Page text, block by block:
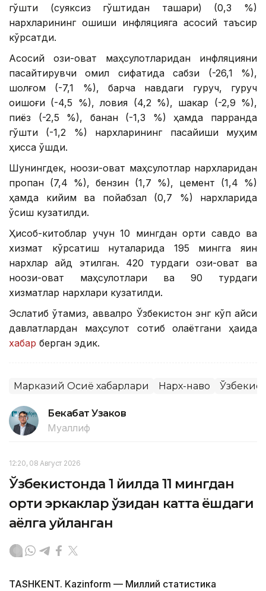
гўшти (суяксиз гўштидан ташқари) (0,3 %)
нархларининг ошиши инфляцияга асосий таъсир
кўрсатди.
Асосий озиқ-овқат маҳсулотларидан инфляцияни
пасайтирувчи омил сифатида сабзи (-26,1 %),
шолғом (-7,1 %), барча навдаги гуруч, гуруч
оқишоғи (-4,5 %), ловия (4,2 %), шакар (-2,9 %),
пиёз (-2,5 %), банан (-1,3 %) ҳамда парранда
гўшти (-1,2 %) нархларининг пасайиши муҳим
ҳисса қўшди.
Шунингдек, ноозиқ-овқат маҳсулотлар нархларидан
пропан (7,4 %), бензин (1,7 %), цемент (1,4 %)
ҳамда кийим ва пойабзал (0,7 %) нархларида
ўсиш кузатилди.
Ҳисоб-китоблар учун 10 мингдан ортиқ савдо ва
хизмат кўрсатиш нуқталарида 195 мингга яқин
нархлар қайд этилган. 420 турдаги озиқ-овқат ва
ноозиқ-овқат маҳсулотлари ва 90 турдаги
хизматлар нархлари кузатилди.
Эслатиб ўтамиз, аввалроқ Ўзбекистон энг кўп қайси
давлатлардан маҳсулот сотиб олаётгани ҳақида
хабар берган эдик.
Марказий Осиё хабарлари Нарх-наво
Бекабат Узаков
Муаллиф
12:20, 08 Август 2026
Ўзбекистонда 1 йилда 11 мингдан
ортиқ эркаклар ўзидан катта ёшдаги
аёлга уйланган
TASHKENT. Kazinform — Миллий статистика